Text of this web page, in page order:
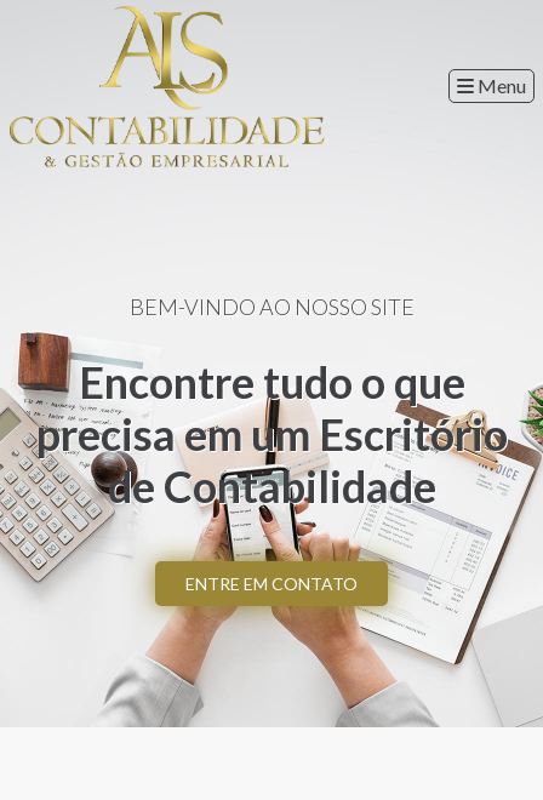
Menu
BEM-VINDO AO NOSSO SITE
Encontre tudo o que
precisa em um Escritório
de Contabilidade
ENTRE EM CONTATO